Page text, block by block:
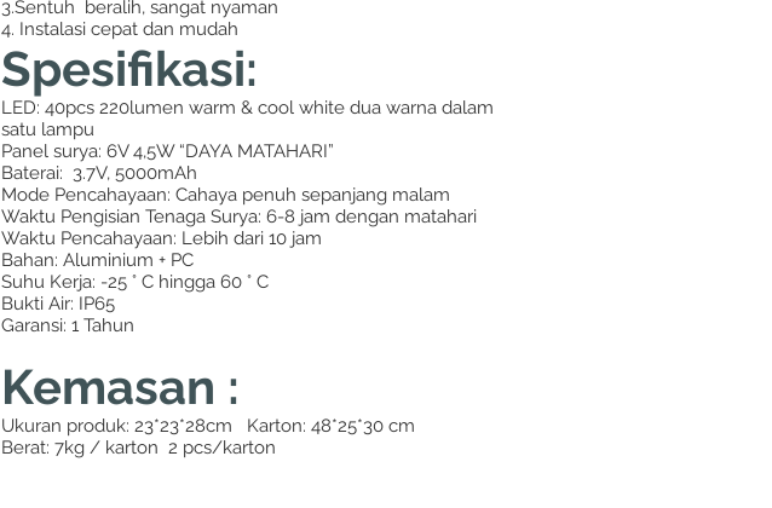
3.Sentuh beralih, sangat nyaman
4. Instalasi cepat dan mudah
Spesifikasi:
LED: 40pcs 220lumen warm & cool white dua warna dalam
satu lampu
Panel surya: 6V 4,5W “DAYA MATAHARI”
Baterai: 3.7V, 5000mAh
Mode Pencahayaan: Cahaya penuh sepanjang malam
Waktu Pengisian Tenaga Surya: 6-8 jam dengan matahari
Waktu Pencahayaan: Lebih dari 10 jam
Bahan: Aluminium + PC
Suhu Kerja: -25 ° C hingga 60 ° C
Bukti Air: IP65
Garansi: 1 Tahun
Kemasan :
Ukuran produk: 23*23*28cm Karton: 48*25*30 cm
Berat: 7kg / karton 2 pcs/karton